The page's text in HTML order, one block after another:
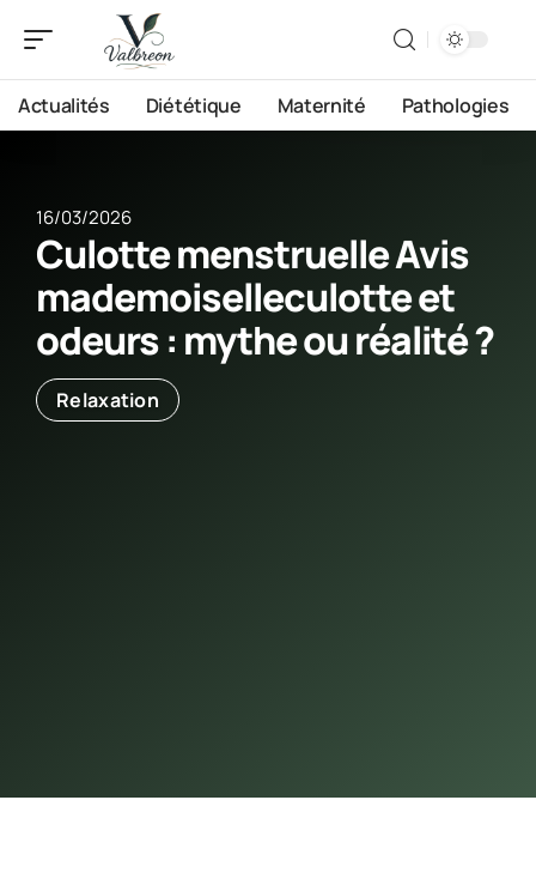
Actualités Diététique Maternité Pathologies
16/03/2026
Culotte menstruelle Avis
mademoiselleculotte et
odeurs : mythe ou réalité ?
Relaxation